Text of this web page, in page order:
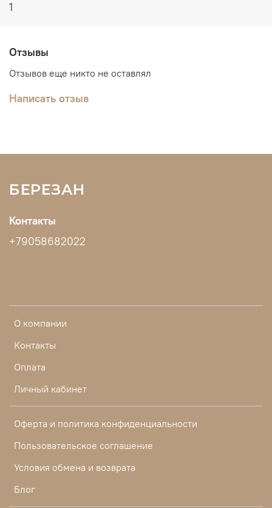
1
Отзывы
Отзывов еще никто не оставлял
Написать отзыв
БЕРЕЗАН
О компании
Контакты
Оплата
Личный кабинет
Оферта и политика конфиденциальности
Пользовательское соглашение
Условия обмена и возврата
Блог
Контакты
+79058682022